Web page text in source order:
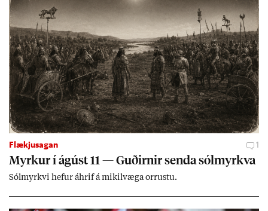
Flækjusagan 1
Myrk­ur í ág­úst 11 — Guð­irn­ir senda sól­myrkva
Sól­myrkvi hef­ur áhrif á mik­il­væga orr­ustu.